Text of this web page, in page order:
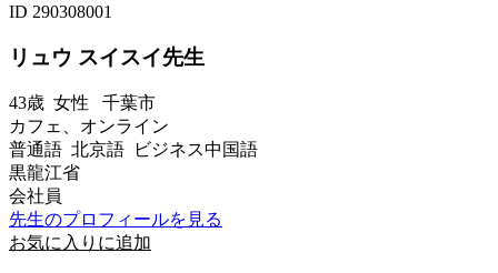
ID 290308001
リュウ スイスイ先生
43歳 女性 千葉市
カフェ、オンライン
普通語 北京語 ビジネス中国語
黒龍江省
会社員
先生のプロフィールを見る
お気に入りに追加